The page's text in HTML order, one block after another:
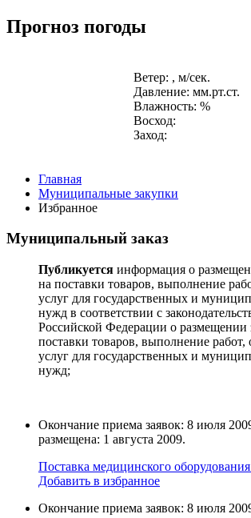
Прогноз погоды
Ветер: , м/сек.
Давление: мм.рт.ст.
Влажность: %
Восход:
Заход:
Главная
Муниципальные закупки
Избранное
Муниципальный заказ
Публикуется информация о
на поставки товаров, выполнение
услуг для государственных и
нужд в соответствии с
Российской Федерации о размещении
поставки товаров, выполнение работ,
услуг для государственных и
нужд;
Окончание приема заявок: 8 июля
размещена: 1 августа 2009.
Поставка медицинского
Добавить в избранное
Окончание приема заявок: 8 июля